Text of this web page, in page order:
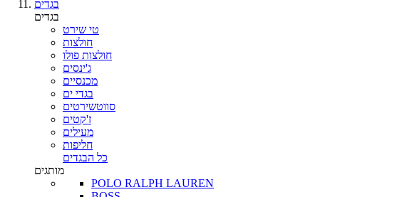
בגדים
בגדים
טי שירט
חולצות
חולצות פולו
ג'ינסים
מכנסיים
בגדי ים
סווטשירטים
ז'קטים
מעילים
חליפות
כל הבגדים
מותגים
POLO RALPH LAUREN